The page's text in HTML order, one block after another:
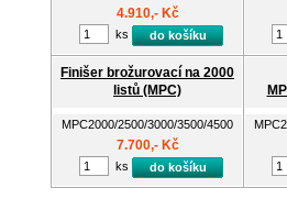
4.910,- Kč
ks do košíku
Finišer brožurovací na 2000
listů (MPC)
MPC2000/2500/3000/3500/4500
7.700,- Kč
ks do košíku